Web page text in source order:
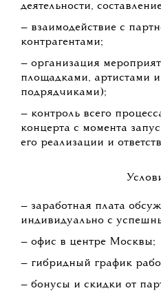
деятельности,
— взаимодействие с
контрагентами;
— организация
площадками, артистами
подрядчиками);
— контроль всего
концерта с момента
его реализации и
— заработная плата
индивидуально с
— офис в центре Москвы;
— гибридный график
— бонусы и скидки от